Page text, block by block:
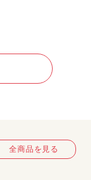
全商品を見る